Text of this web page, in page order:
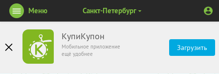
КупиКупон
Мобильное приложение
ещё удобнее
Загрузить
Меню Санкт-Петербург